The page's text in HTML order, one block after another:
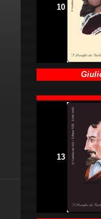
10
13